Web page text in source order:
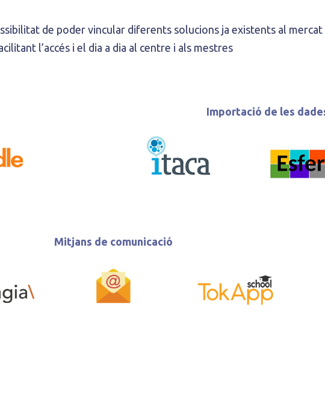
de poder vincular diferents solucions ja existents al mercat
l’accés i el dia a dia al centre i als mestres
Importació de les
Mitjans de comunicació